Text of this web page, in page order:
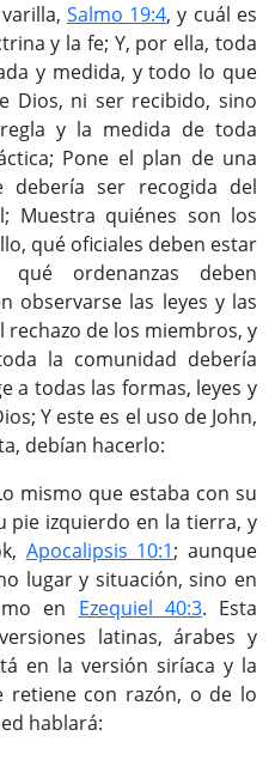
Salmo 19:4, y cuál es
y la fe; Y, por ella, toda
y medida, y todo lo que
Dios, ni ser recibido, sino
y la medida de toda
Pone el plan de una
debería ser recogida del
Muestra quiénes son los
qué oficiales deben estar
ordenanzas deben
observarse las leyes y las
rechazo de los miembros, y
la comunidad debería
a todas las formas, leyes y
Y este es el uso de John,
debían hacerlo:
mismo que estaba con su
pie izquierdo en la tierra, y
Apocalipsis 10:1; aunque
lugar y situación, sino en
en Ezequiel 40:3. Esta
latinas, árabes y
en la versión siríaca y la
retiene con razón, o de lo
hablará: